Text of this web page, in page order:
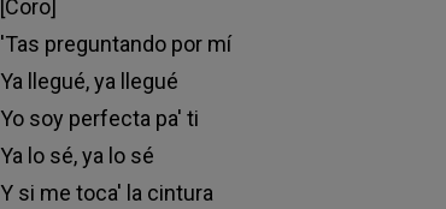
[Coro]
'Tas preguntando por mí
Ya llegué, ya llegué
Yo soy perfecta pa' ti
Ya lo sé, ya lo sé
Y si me toca' la cintura